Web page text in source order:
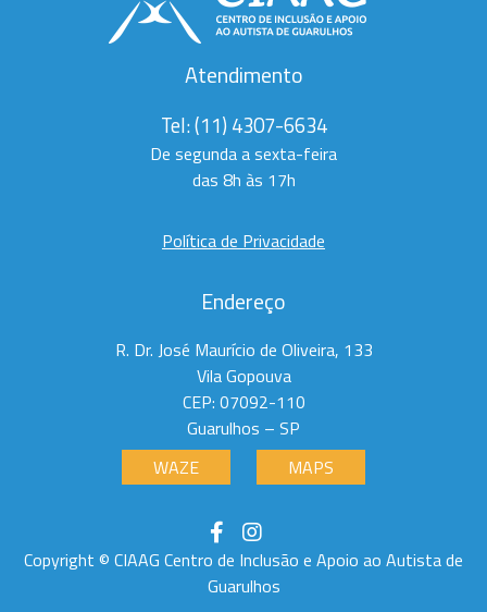
Atendimento
Tel:(11) 4307-6634
De segunda a sexta-feira
das 8h às 17h
Política de Privacidade
Endereço
R. Dr. José Maurício de Oliveira, 133
Vila Gopouva
CEP: 07092-110
Guarulhos – SP
WAZE
MAPS
Copyright © CIAAG Centro de Inclusão e Apoio ao Autista de
Guarulhos